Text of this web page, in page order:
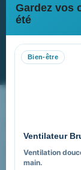
Gardez vos
été
Bien-être
Ventilateur
Ventilation
main.
Recevez nos
Nos
FAQ sur